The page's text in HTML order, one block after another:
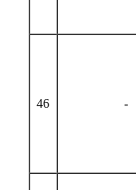
46 -